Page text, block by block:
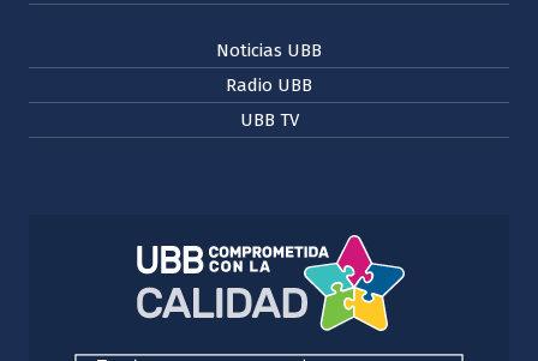
Noticias UBB
Radio UBB
UBB TV